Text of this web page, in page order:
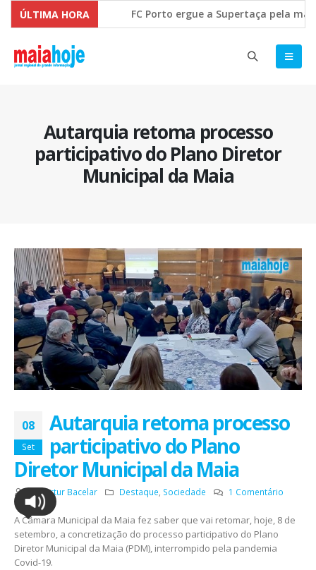
ÚLTIMA HORA FC Porto ergue a Supertaça pela
Comissão Europeia quer ouvir as
Autarquia retoma processo
participativo do Plano Diretor
Municipal da Maia
08
Set
Autarquia retoma processo
participativo do Plano
Diretor Municipal da Maia
PorArtur Bacelar Destaque, Sociedade 1 Comentário
A Câmara Municipal da Maia fez saber que vai retomar, hoje, 8 de
setembro, a concretização do processo participativo do Plano
Diretor Municipal da Maia (PDM), interrompido pela pandemia
Covid-19.